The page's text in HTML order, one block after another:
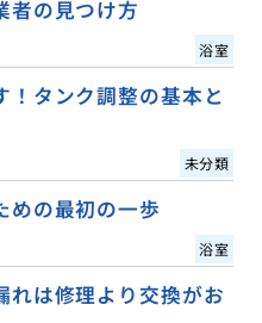
者の見つけ方
浴室
！タンク調整の基本と
未分類
めの最初の一歩
浴室
れは修理より交換がお